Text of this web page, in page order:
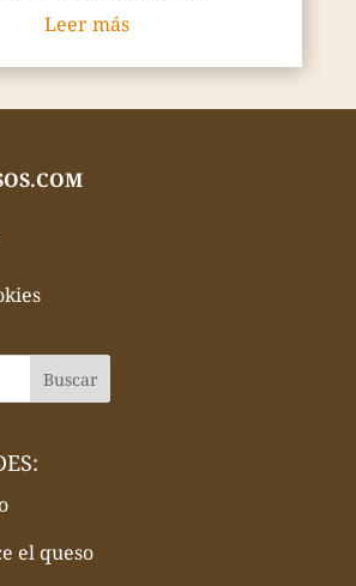
Leer más
el queso